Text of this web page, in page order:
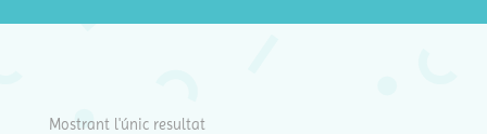
Mostrant l'únic resultat